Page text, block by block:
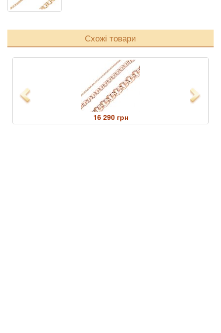
Схожі товари
Previous
16 290 грн
Next